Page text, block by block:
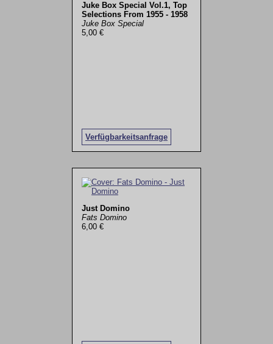
Juke Box Special Vol.1, Top
Selections From 1955 - 1958
Juke Box Special
5,00 €
Verfügbarkeitsanfrage
Just Domino
Fats Domino
6,00 €